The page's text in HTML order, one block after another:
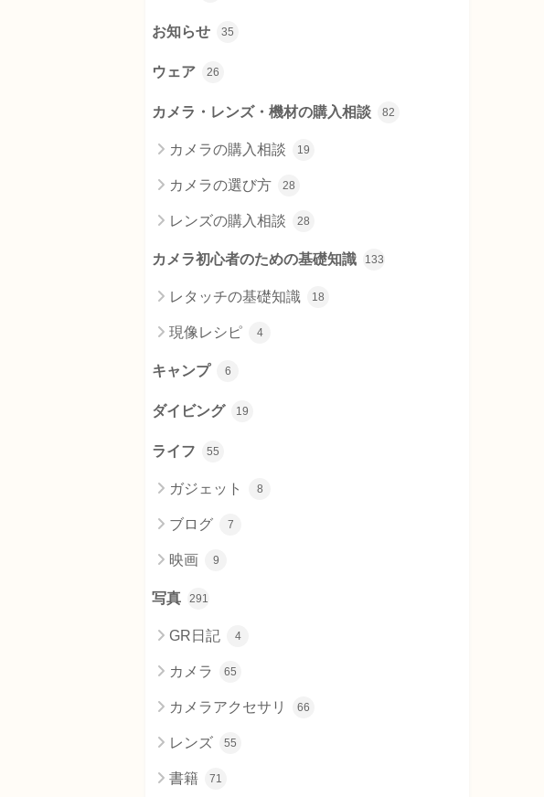
お知らせ 35
ウェア 26
カメラ・レンズ・機材の購入相談 82
カメラの購入相談 19
カメラの選び方 28
レンズの購入相談 28
カメラ初心者のための基礎知識 133
レタッチの基礎知識 18
現像レシピ 4
キャンプ 6
ダイビング 19
ライフ 55
ガジェット 8
ブログ 7
映画 9
写真 291
GR日記 4
カメラ 65
カメラアクセサリ 66
レンズ 55
書籍 71